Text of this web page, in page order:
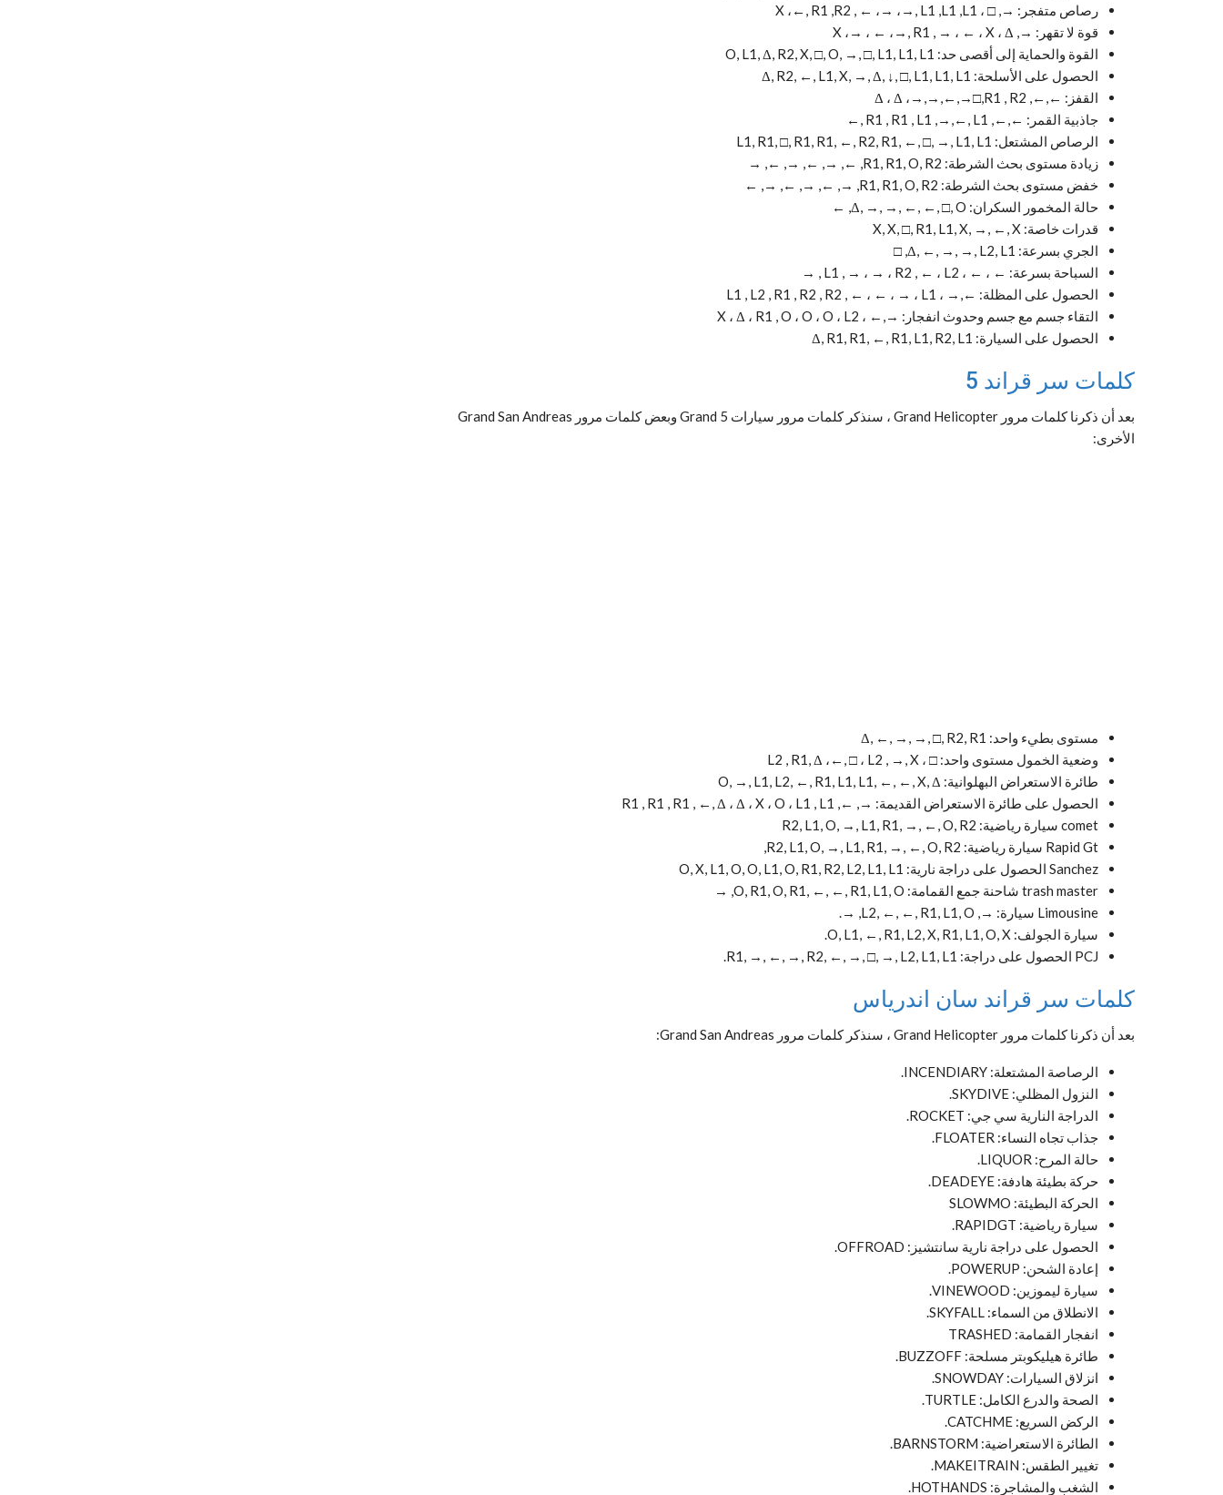
رصاص متفجر: →, □ ، X ،←, R1 ,R2 , ← ،→ ،→, L1 ,L1 ,L1
قوة لا تقهر: →, X ،→ ، ← ،→, R1 , → ، ← ، X ، Δ
القوة والحماية إلى أقصى حد: O, L1, Δ, R2, X, □, O, →, □, L1, L1, L1
الحصول على الأسلحة: Δ, R2, ←, L1, X, →, Δ, ↓, □, L1, L1, L1
القفز: ←,←, Δ ، Δ ،→,→,←,→□,R1 , R2
جاذبية القمر: ←,←, R1 , R1 , L1 ,→,←, L1 ,←
الرصاص المشتعل: L1, R1, □, R1, R1, ←, R2, R1, ←, □, →, L1, L1
زيادة مستوى بحث الشرطة: R1, R1, O, R2, ←, →, ←, →, ←, →
خفض مستوى بحث الشرطة: R1, R1, O, R2, →, ←, →, ←, →, ←
حالة المخمور السكران: Δ, →, →, ←, ←, □, O, ←
قدرات خاصة: X, X, □, R1, L1, X, →, ←, X
الجري بسرعة: Δ, ←, →, →, L2, L1, □
السباحة بسرعة: ← ، ← ، L1 , → ، → ، R2 , ← ، L2 , →
الحصول على المظلة: ←,→ ، L1 , L2 , R1 , R2 , R2 , ← ، ← ، → ، L1
التقاء جسم مع جسم وحدوث انفجار: →,← ، X ، Δ ، R1 , O ، O ، O ، L2
الحصول على السيارة: Δ, R1, R1, ←, R1, L1, R2, L1
كلمات سر قراند 5
بعد أن ذكرنا كلمات مرور Grand Helicopter ، سنذكر كلمات مرور سيارات Grand 5 وبعض كلمات مرور Grand San Andreas
الأخرى:
مستوى بطيء واحد: Δ, ←, →, →, □, R2, R1
وضعية الخمول مستوى واحد: □ ، L2 , R1, Δ ،←, □ ، L2 , →, X
طائرة الاستعراض البهلوانية: O, →, L1, L2, ←, R1, L1, L1, ←, ←, X, Δ
الحصول على طائرة الاستعراض القديمة: →, ←, R1 , R1 , R1 , ←, Δ ، Δ ، X ، O ، L1 , L1
comet سيارة رياضية: R2, L1, O, →, L1, R1, →, ←, O, R2
Rapid Gt سيارة رياضية: R2, L1, O, →, L1, R1, →, ←, O, R2,
Sanchez الحصول على دراجة نارية: O, X, L1, O, O, L1, O, R1, R2, L2, L1, L1
trash master شاحنة جمع القمامة: O, R1, O, R1, ←, ←, R1, L1, O, →
Limousine سيارة: →, L2, ←, ←, R1, L1, O, →.
سيارة الجولف: O, L1, ←, R1, L2, X, R1, L1, O, X.
PCJ الحصول على دراجة: R1, →, ←, →, R2, ←, →, □, →, L2, L1, L1.
كلمات سر قراند سان اندرياس
بعد أن ذكرنا كلمات مرور Grand Helicopter ، سنذكر كلمات مرور Grand San Andreas:
الرصاصة المشتعلة: INCENDIARY.
النزول المظلي: SKYDIVE.
الدراجة النارية سي جي: ROCKET.
جذاب تجاه النساء: FLOATER.
حالة المرح: LIQUOR.
حركة بطيئة هادفة: DEADEYE.
الحركة البطيئة: SLOWMO
سيارة رياضية: RAPIDGT.
الحصول على دراجة نارية سانتشيز: OFFROAD.
إعادة الشحن: POWERUP.
سيارة ليموزين: VINEWOOD.
الانطلاق من السماء: SKYFALL.
انفجار القمامة: TRASHED
طائرة هيليكوبتر مسلحة: BUZZOFF.
انزلاق السيارات: SNOWDAY.
الصحة والدرع الكامل: TURTLE.
الركض السريع: CATCHME.
الطائرة الاستعراضية: BARNSTORM.
تغيير الطقس: MAKEITRAIN.
الشغب والمشاجرة: HOTHANDS.